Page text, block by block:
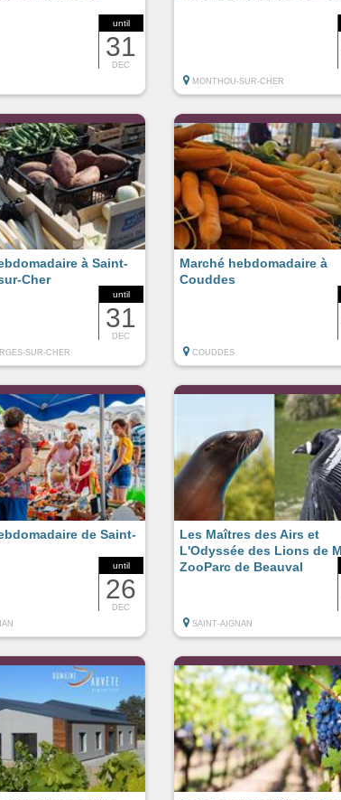
until
31
DEC
MONTHOU-SUR-CHER
until
31
DEC
à Saint-
Cher
SUR-CHER
Marché hebdomadaire à
Couddes
COUDDES
until
26
DEC
de Saint-
Les Maîtres des Airs et
L'Odyssée des Lions de
ZooParc de Beauval
SAINT-AIGNAN